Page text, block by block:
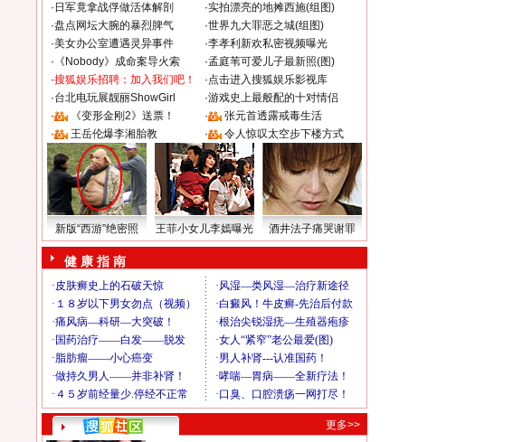
· 日军竟拿战俘做活体解剖 ·实拍漂亮的地摊西施(组图)
·盘点网坛大腕的暴烈脾气 ·世界九大罪恶之城(组图)
·美女办公室遭遇灵异事件 ·李孝利新欢私密视频曝光
· 《Nobody》成命案导火索 ·孟庭苇可爱儿子最新照(图)
·搜狐娱乐招聘：加入我们吧！ ·点击进入搜狐娱乐影视库
·台北电玩展靓丽ShowGirl ·游戏史上最般配的十对情侣
·
《变形金刚2》送票！ ·
张元首透露戒毒生活
·
王岳伦爆李湘胎教 · 令人惊叹太空步下楼方式
新版“西游”绝密照 王菲小女儿李嫣曝光 酒井法子痛哭谢罪
健 康 指 南
更多>>